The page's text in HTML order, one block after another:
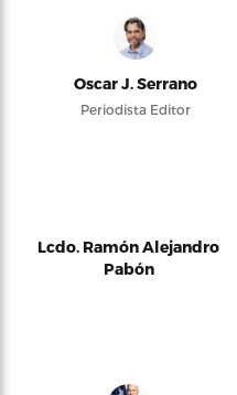
Oscar J. Serrano
Periodista Editor
Lcdo. Ramón Alejandro
Pabón